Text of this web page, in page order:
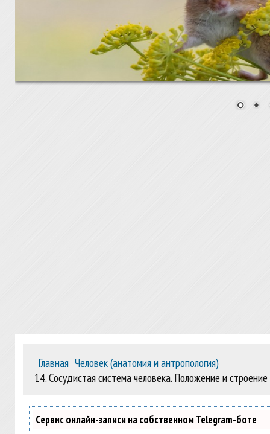
Главная Человек (анатомия и антропология)
14. Сосудистая система человека. Положение и
Сервис онлайн-записи на собственном Telegram-боте